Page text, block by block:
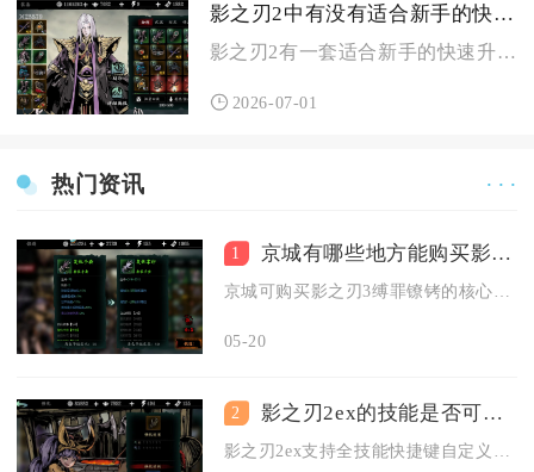
影之刃2中有没有适合新手的快速升级策略
影之刃2有一套适合新手的快速升级策略，核心是优先主线推进、日...
2026-07-01
热门资讯 · · ·
1 京城有哪些地方能购买影之刃3缚罪镣铐
京城可购买影之刃3缚罪镣铐的核心地点为京城十字路口黑商与京城...
05-20
2 影之刃2ex的技能是否可以自定义快捷键